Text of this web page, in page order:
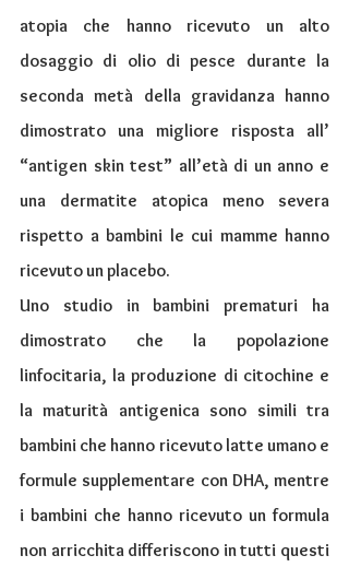
atopia che hanno ricevuto un alto
dosaggio di olio di pesce durante la
seconda metà della gravidanza hanno
dimostrato una migliore risposta all’
“antigen skin test” all’età di un anno e
una dermatite atopica meno severa
rispetto a bambini le cui mamme hanno
ricevuto un placebo.
Uno studio in bambini prematuri ha
dimostrato che la popolazione
linfocitaria, la produzione di citochine e
la maturità antigenica sono simili tra
bambini che hanno ricevuto latte umano e
formule supplementare con DHA, mentre
i bambini che hanno ricevuto un formula
non arricchita differiscono in tutti questi